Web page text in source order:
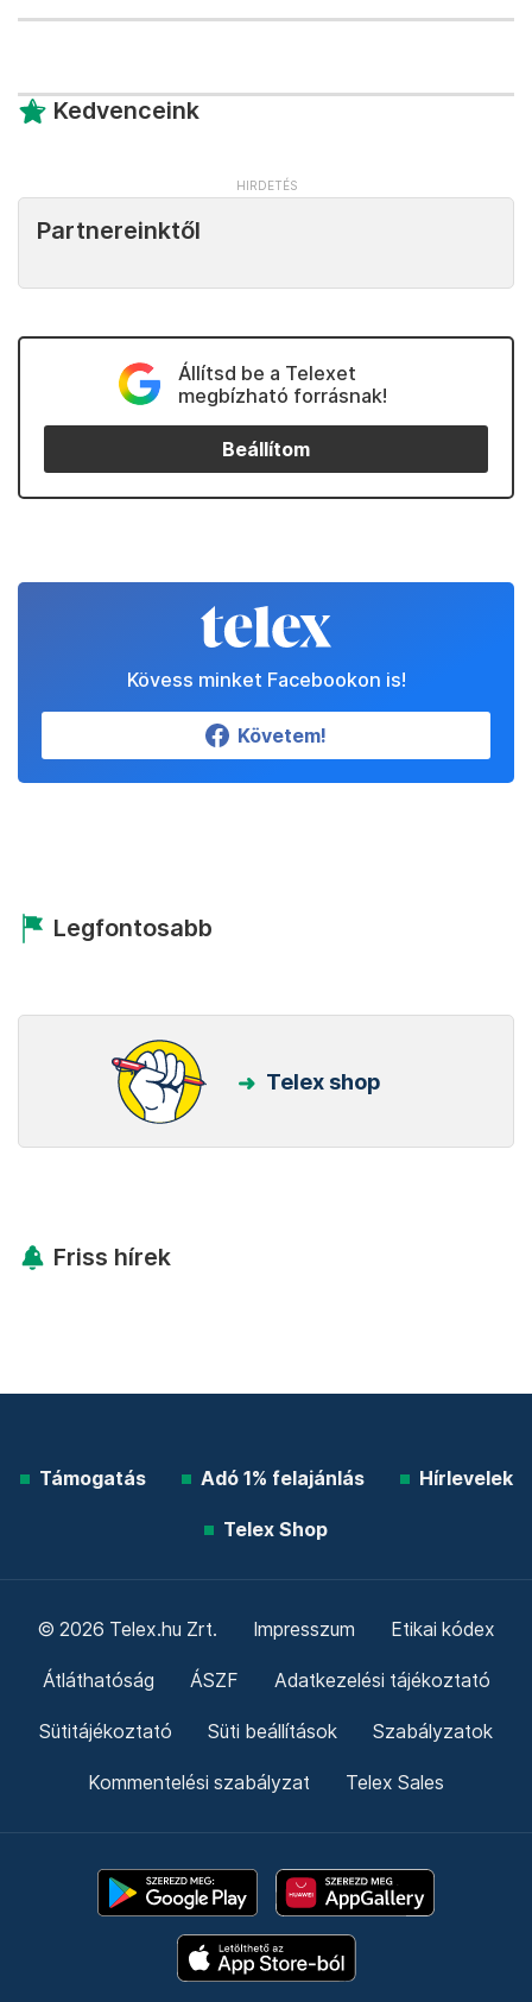
Kedvenceink
Partnereinktől
Állítsd be a Telexet
megbízható forrásnak!
Beállítom
Kövess minket Facebookon is!
Követem!
Legfontosabb
Telex shop
Friss hírek
Támogatás Adó 1% felajánlás Hírlevelek
Telex Shop
© 2026 Telex.hu Zrt. Impresszum Etikai kódex
Átláthatóság ÁSZF Adatkezelési tájékoztató
Sütitájékoztató Süti beállítások Szabályzatok
Kommentelési szabályzat Telex Sales